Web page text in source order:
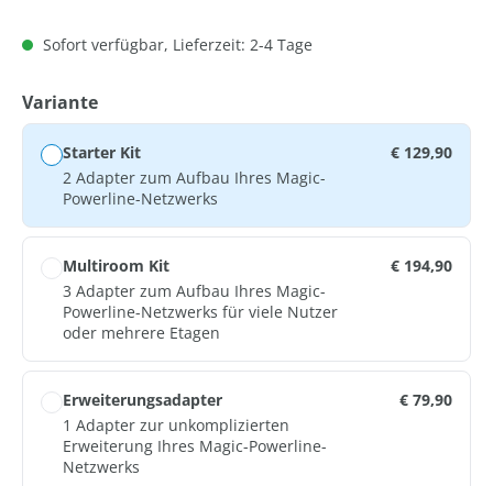
Sofort verfügbar, Lieferzeit: 2-4 Tage
Varianteauswählen
Starter Kit
2 Adapter zum Aufbau Ihres Magic-
Powerline-Netzwerks
€ 129,90
Multiroom Kit
3 Adapter zum Aufbau Ihres Magic-
Powerline-Netzwerks für viele Nutzer
oder mehrere Etagen
€ 194,90
Erweiterungsadapter
1 Adapter zur unkomplizierten
Erweiterung Ihres Magic-Powerline-
Netzwerks
€ 79,90